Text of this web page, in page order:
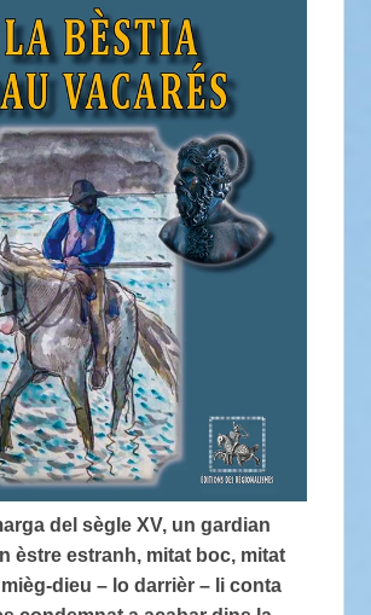
del sègle XV, un gardian
èstre estranh, mitat boc, mitat
dieu – lo darrièr – li conta